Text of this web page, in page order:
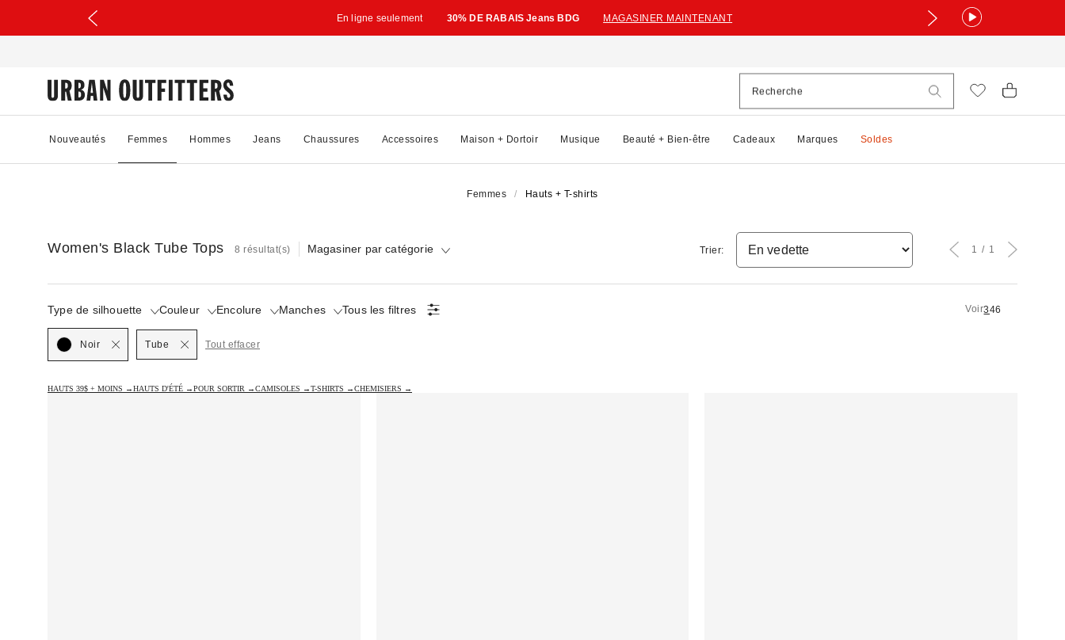
En ligne seulement 30% DE RABAIS Jeans BDG MAGASINER MAINTENANT
Nouveautés Femmes Hommes Jeans Chaussures Accessoires Maison + Dortoir Musique Beauté + Bien-être Cadeaux Marques Soldes
Femmes Hauts + T-shirts
Women's Black Tube Tops 8 résultat(s) Magasiner par catégorie
Type de silhouette
Selected Couleur
Selected Encolure Manches Tous les filtres Voir346
Noir Tube Tout effacer
Trier: 1 1
HAUTS 39$ + MOINS →HAUTS D'ÉTÉ →POUR SORTIR →CAMISOLES →T-SHIRTS →CHEMISIERS →